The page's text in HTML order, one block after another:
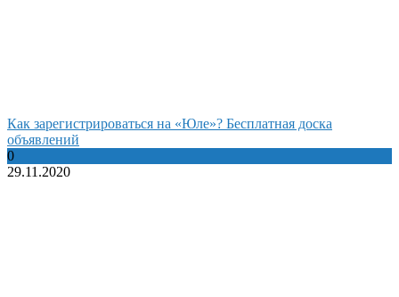
Как зарегистрироваться на «Юле»? Бесплатная доска
объявлений
0
29.11.2020